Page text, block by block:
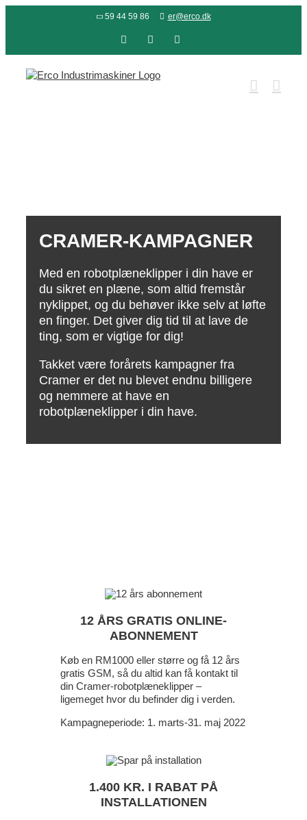
59 44 59 86 er@erco.dk
FacebookLinkedInYouTube
CRAMER-KAMPAGNER
Med en robotplæneklipper i din have er
du sikret en plæne, som altid fremstår
nyklippet, og du behøver ikke selv at løfte
en finger. Det giver dig tid til at lave de
ting, som er vigtige for dig!
Takket være forårets kampagner fra
Cramer er det nu blevet endnu billigere
og nemmere at have en
robotplæneklipper i din have.
12 ÅRS GRATIS ONLINE-
ABONNEMENT
Køb en RM1000 eller større og få 12 års
gratis GSM, så du altid kan få kontakt til
din Cramer-robotplæneklipper –
ligemeget hvor du befinder dig i verden.
Kampagneperiode: 1. marts-31. maj 2022
1.400 KR. I RABAT PÅ
INSTALLATIONEN